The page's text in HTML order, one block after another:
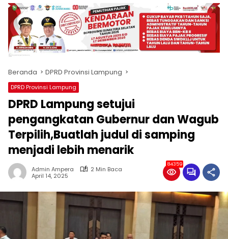
produk
antara
lain
mampu
menjadi
komunikasi
usaha
(beriklan),
fokus
pada
pemberitaan
nasional
maupun
international,
bernuansa
lokal
dan
dinamis,
Beranda DPRD Provinsi Lampung
DPRD Provinsi Lampung
DPRD Lampung setujui
pengangkatan Gubernur dan Wagub
Terpilih,Buatlah judul di samping
menjadi lebih menarik
Admin Ampera
2 Min Baca
April 14, 2025
84359